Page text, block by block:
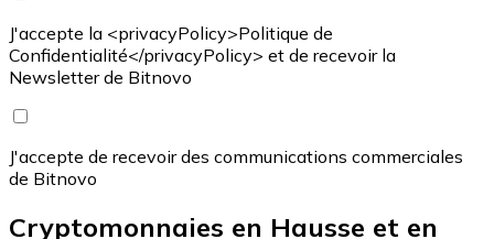
J'accepte la <privacyPolicy>Politique de
Confidentialité</privacyPolicy> et de recevoir la
Newsletter de Bitnovo
J'accepte de recevoir des communications commerciales
de Bitnovo
Cryptomonnaies en Hausse et en